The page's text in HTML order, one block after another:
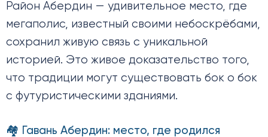
Район Абердин — удивительное место, где
мегаполис, известный своими небоскрёбами,
сохранил живую связь с уникальной
историей. Это живое доказательство того,
что традиции могут существовать бок о бок
с футуристическими зданиями.
🏘️ Гавань Абердин: место, где родился